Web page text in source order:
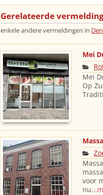
Gerelateerde
enkele andere vermeldingen in
Mei
Mei
Op
voor
nu